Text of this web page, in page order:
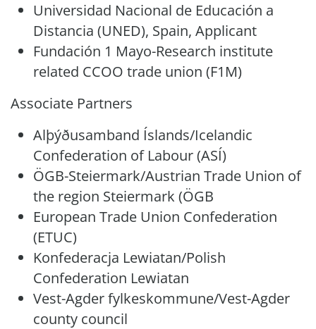
Universidad Nacional de Educación a
Distancia (UNED), Spain, Applicant
Fundación 1 Mayo-Research institute
related CCOO trade union (F1M)
Associate Partners
Alþýðusamband Íslands/Icelandic
Confederation of Labour (ASÍ)
ÖGB-Steiermark/Austrian Trade Union of
the region Steiermark (ÖGB
European Trade Union Confederation
(ETUC)
Konfederacja Lewiatan/Polish
Confederation Lewiatan
Vest-Agder fylkeskommune/Vest-Agder
county council